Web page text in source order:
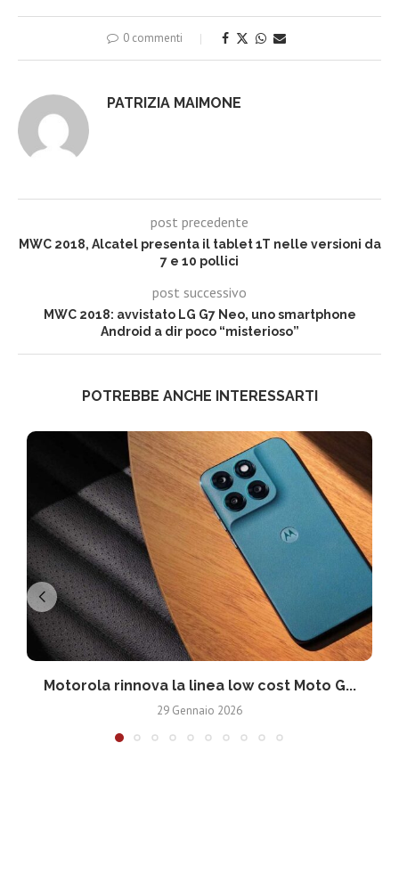
0 commenti
PATRIZIA MAIMONE
post precedente
MWC 2018, Alcatel presenta il tablet 1T nelle versioni da
7 e 10 pollici
post successivo
MWC 2018: avvistato LG G7 Neo, uno smartphone
Android a dir poco “misterioso”
POTREBBE ANCHE INTERESSARTI
Motorola rinnova la linea low cost Moto G...
29 Gennaio 2026